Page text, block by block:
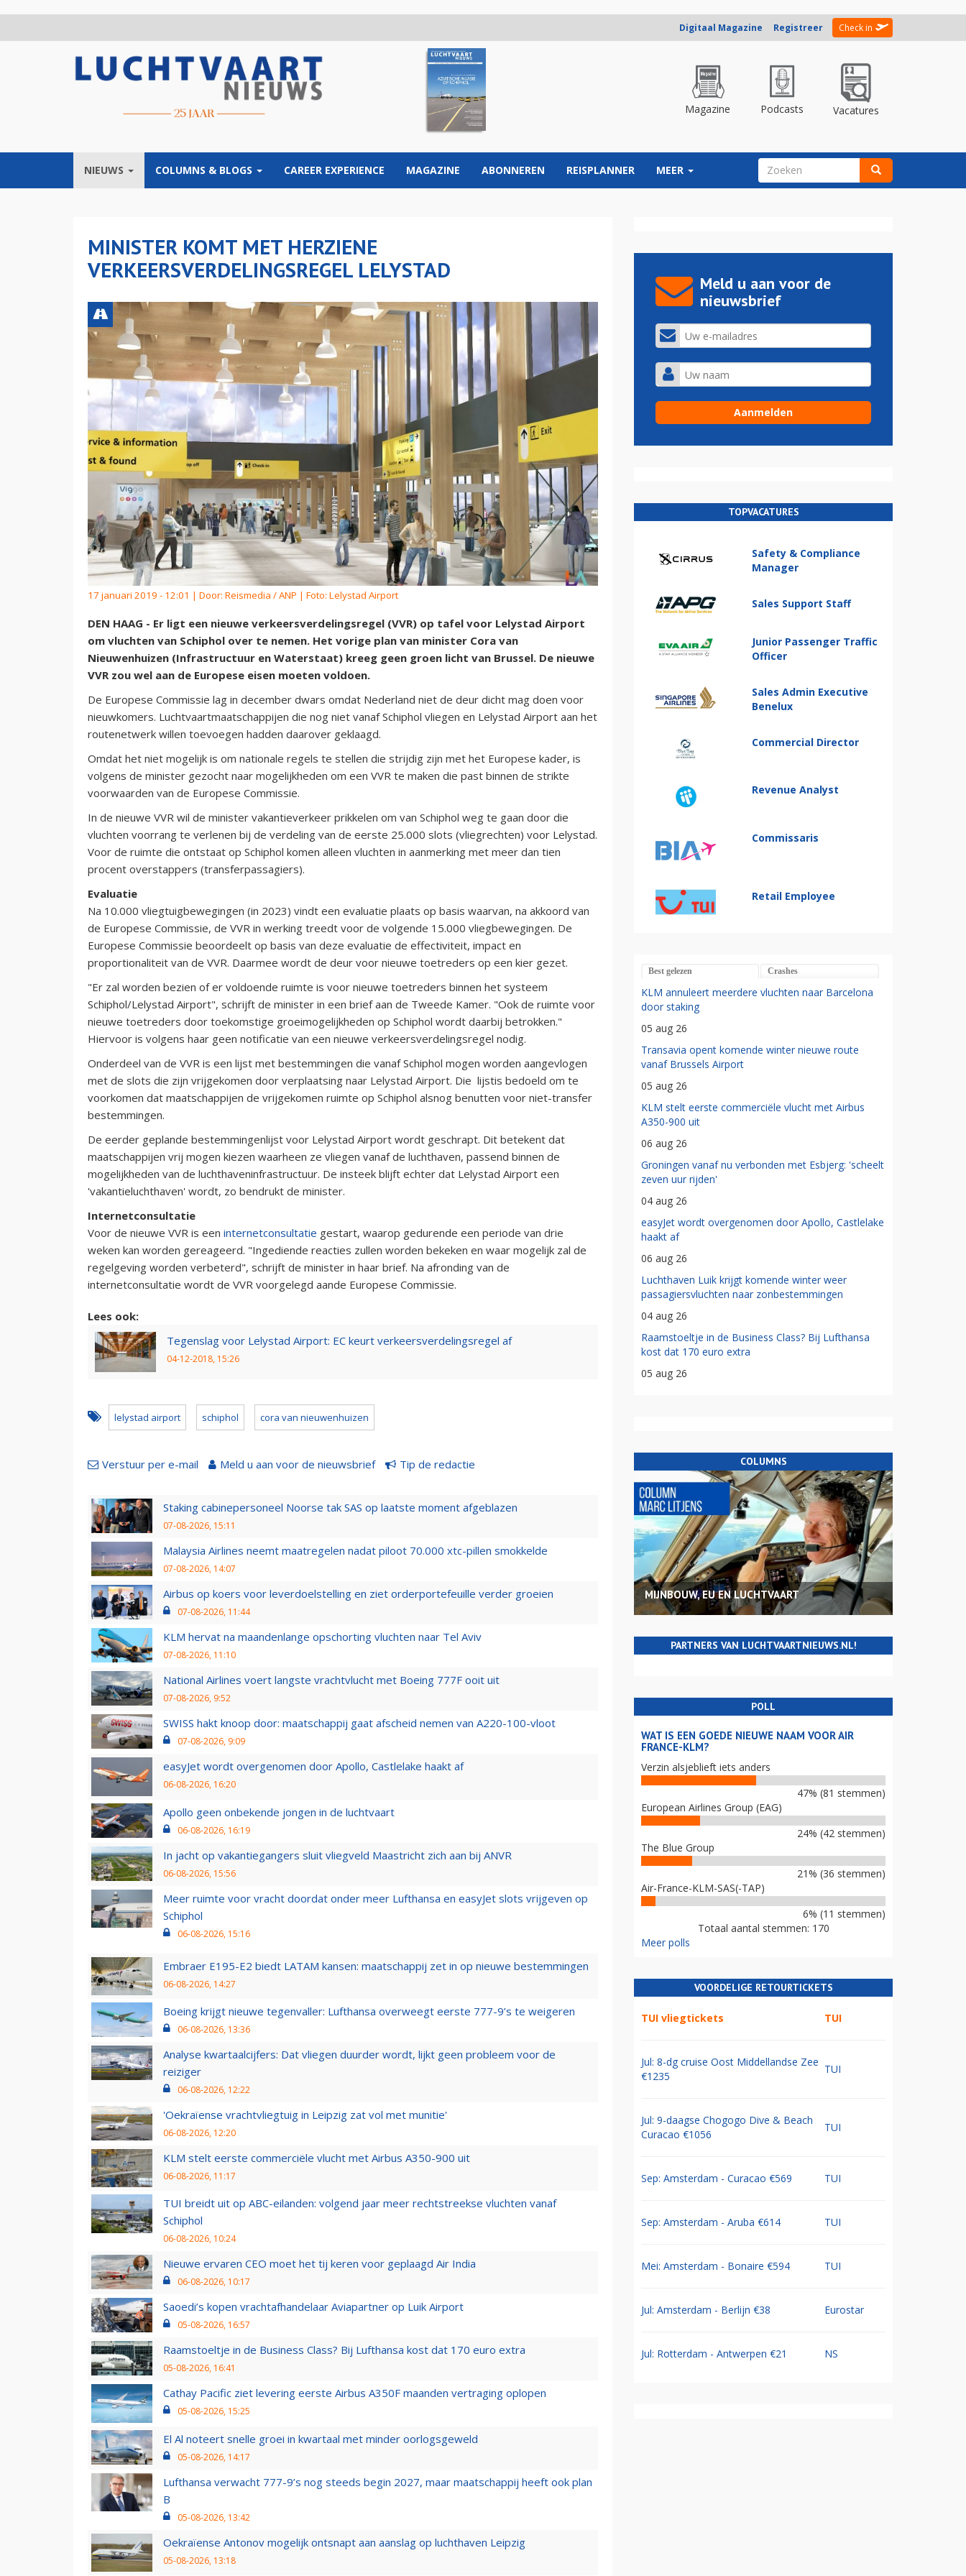
Digitaal Magazine Registreer Check in
Magazine Podcasts Vacatures
NIEUWS COLUMNS & BLOGS CAREER EXPERIENCE MAGAZINE ABONNEREN REISPLANNER MEER ZOEKVELD
MINISTER KOMT MET HERZIENE
VERKEERSVERDELINGSREGEL LELYSTAD
17 januari 2019 - 12:01 | Door: Reismedia / ANP | Foto: Lelystad Airport
DEN HAAG - Er ligt een nieuwe verkeersverdelingsregel (VVR) op tafel voor Lelystad Airport
om vluchten van Schiphol over te nemen. Het vorige plan van minister Cora van
Nieuwenhuizen (Infrastructuur en Waterstaat) kreeg geen groen licht van Brussel. De nieuwe
VVR zou wel aan de Europese eisen moeten voldoen.
De Europese Commissie lag in december dwars omdat Nederland niet de deur dicht mag doen voor
nieuwkomers. Luchtvaartmaatschappijen die nog niet vanaf Schiphol vliegen en Lelystad Airport aan het
routenetwerk willen toevoegen hadden daarover geklaagd.
Omdat het niet mogelijk is om nationale regels te stellen die strijdig zijn met het Europese kader, is
volgens de minister gezocht naar mogelijkheden om een VVR te maken die past binnen de strikte
voorwaarden van de Europese Commissie.
In de nieuwe VVR wil de minister vakantieverkeer prikkelen om van Schiphol weg te gaan door die
vluchten voorrang te verlenen bij de verdeling van de eerste 25.000 slots (vliegrechten) voor Lelystad.
Voor de ruimte die ontstaat op Schiphol komen alleen vluchten in aanmerking met meer dan tien
procent overstappers (transferpassagiers).
Evaluatie
Na 10.000 vliegtuigbewegingen (in 2023) vindt een evaluatie plaats op basis waarvan, na akkoord van
de Europese Commissie, de VVR in werking treedt voor de volgende 15.000 vliegbewegingen. De
Europese Commissie beoordeelt op basis van deze evaluatie de effectiviteit, impact en
proportionaliteit van de VVR. Daarmee wordt de deur voor nieuwe toetreders op een kier gezet.
"Er zal worden bezien of er voldoende ruimte is voor nieuwe toetreders binnen het systeem
Schiphol/Lelystad Airport", schrijft de minister in een brief aan de Tweede Kamer. "Ook de ruimte voor
nieuwe toetreders door toekomstige groeimogelijkheden op Schiphol wordt daarbij betrokken."
Hiervoor is volgens haar geen notificatie van een nieuwe verkeersverdelingsregel nodig.
Onderdeel van de VVR is een lijst met bestemmingen die vanaf Schiphol mogen worden aangevlogen
met de slots die zijn vrijgekomen door verplaatsing naar Lelystad Airport. Die lijstis bedoeld om te
voorkomen dat maatschappijen de vrijgekomen ruimte op Schiphol alsnog benutten voor niet-transfer
bestemmingen.
De eerder geplande bestemmingenlijst voor Lelystad Airport wordt geschrapt. Dit betekent dat
maatschappijen vrij mogen kiezen waarheen ze vliegen vanaf de luchthaven, passend binnen de
mogelijkheden van de luchthaveninfrastructuur. De insteek blijft echter dat Lelystad Airport een
'vakantieluchthaven' wordt, zo bendrukt de minister.
Internetconsultatie
Voor de nieuwe VVR is een internetconsultatie gestart, waarop gedurende een periode van drie
weken kan worden gereageerd. "Ingediende reacties zullen worden bekeken en waar mogelijk zal de
regelgeving worden verbeterd", schrijft de minister in haar brief. Na afronding van de
internetconsultatie wordt de VVR voorgelegd aande Europese Commissie.
Lees ook:
Tegenslag voor Lelystad Airport: EC keurt verkeersverdelingsregel af
04-12-2018, 15:26
lelystad airport schiphol cora van nieuwenhuizen
Verstuur per e-mail Meld u aan voor de nieuwsbrief Tip de redactie
Staking cabinepersoneel Noorse tak SAS op laatste moment afgeblazen
07-08-2026, 15:11
Malaysia Airlines neemt maatregelen nadat piloot 70.000 xtc-pillen smokkelde
07-08-2026, 14:07
Airbus op koers voor leverdoelstelling en ziet orderportefeuille verder groeien
07-08-2026, 11:44
KLM hervat na maandenlange opschorting vluchten naar Tel Aviv
07-08-2026, 11:10
National Airlines voert langste vrachtvlucht met Boeing 777F ooit uit
07-08-2026, 9:52
SWISS hakt knoop door: maatschappij gaat afscheid nemen van A220-100-vloot
07-08-2026, 9:09
easyJet wordt overgenomen door Apollo, Castlelake haakt af
06-08-2026, 16:20
Apollo geen onbekende jongen in de luchtvaart
06-08-2026, 16:19
In jacht op vakantiegangers sluit vliegveld Maastricht zich aan bij ANVR
06-08-2026, 15:56
Meer ruimte voor vracht doordat onder meer Lufthansa en easyJet slots vrijgeven op
Schiphol
06-08-2026, 15:16
Embraer E195-E2 biedt LATAM kansen: maatschappij zet in op nieuwe bestemmingen
06-08-2026, 14:27
Boeing krijgt nieuwe tegenvaller: Lufthansa overweegt eerste 777-9’s te weigeren
06-08-2026, 13:36
Analyse kwartaalcijfers: Dat vliegen duurder wordt, lijkt geen probleem voor de
reiziger
06-08-2026, 12:22
'Oekraïense vrachtvliegtuig in Leipzig zat vol met munitie'
06-08-2026, 12:20
KLM stelt eerste commerciële vlucht met Airbus A350-900 uit
06-08-2026, 11:17
TUI breidt uit op ABC-eilanden: volgend jaar meer rechtstreekse vluchten vanaf
Schiphol
06-08-2026, 10:24
Nieuwe ervaren CEO moet het tij keren voor geplaagd Air India
06-08-2026, 10:17
Saoedi’s kopen vrachtafhandelaar Aviapartner op Luik Airport
05-08-2026, 16:57
Raamstoeltje in de Business Class? Bij Lufthansa kost dat 170 euro extra
05-08-2026, 16:41
Cathay Pacific ziet levering eerste Airbus A350F maanden vertraging oplopen
05-08-2026, 15:25
El Al noteert snelle groei in kwartaal met minder oorlogsgeweld
05-08-2026, 14:17
Lufthansa verwacht 777-9’s nog steeds begin 2027, maar maatschappij heeft ook plan
B
05-08-2026, 13:42
Oekraïense Antonov mogelijk ontsnapt aan aanslag op luchthaven Leipzig
05-08-2026, 13:18
Meld u aan voor de
nieuwsbrief
TOPVACATURES
Safety & Compliance
Manager
Sales Support Staff
Junior Passenger Traffic
Officer
Sales Admin Executive
Benelux
Commercial Director
Revenue Analyst
Commissaris
Retail Employee
Best gelezen Crashes
KLM annuleert meerdere vluchten naar Barcelona
door staking
05 aug 26
Transavia opent komende winter nieuwe route
vanaf Brussels Airport
05 aug 26
KLM stelt eerste commerciële vlucht met Airbus
A350-900 uit
06 aug 26
Groningen vanaf nu verbonden met Esbjerg: 'scheelt
zeven uur rijden'
04 aug 26
easyJet wordt overgenomen door Apollo, Castlelake
haakt af
06 aug 26
Luchthaven Luik krijgt komende winter weer
passagiersvluchten naar zonbestemmingen
04 aug 26
Raamstoeltje in de Business Class? Bij Lufthansa
kost dat 170 euro extra
05 aug 26
COLUMNS
MIJNBOUW, EU EN LUCHTVAART
PARTNERS VAN LUCHTVAARTNIEUWS.NL!
POLL
WAT IS EEN GOEDE NIEUWE NAAM VOOR AIR
FRANCE-KLM?
Verzin alsjeblieft iets anders
47% (81 stemmen)
European Airlines Group (EAG)
24% (42 stemmen)
The Blue Group
21% (36 stemmen)
Air-France-KLM-SAS(-TAP)
6% (11 stemmen)
Totaal aantal stemmen: 170
Meer polls
VOORDELIGE RETOURTICKETS
TUI vliegtickets TUI
Jul: 8-dg cruise Oost Middellandse Zee
€1235
TUI
Jul: 9-daagse Chogogo Dive & Beach
Curacao €1056
TUI
Sep: Amsterdam - Curacao €569 TUI
Sep: Amsterdam - Aruba €614 TUI
Mei: Amsterdam - Bonaire €594 TUI
Jul: Amsterdam - Berlijn €38 Eurostar
Jul: Rotterdam - Antwerpen €21 NS